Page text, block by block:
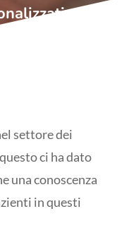
settore dei
ci ha dato
una conoscenza
in questi